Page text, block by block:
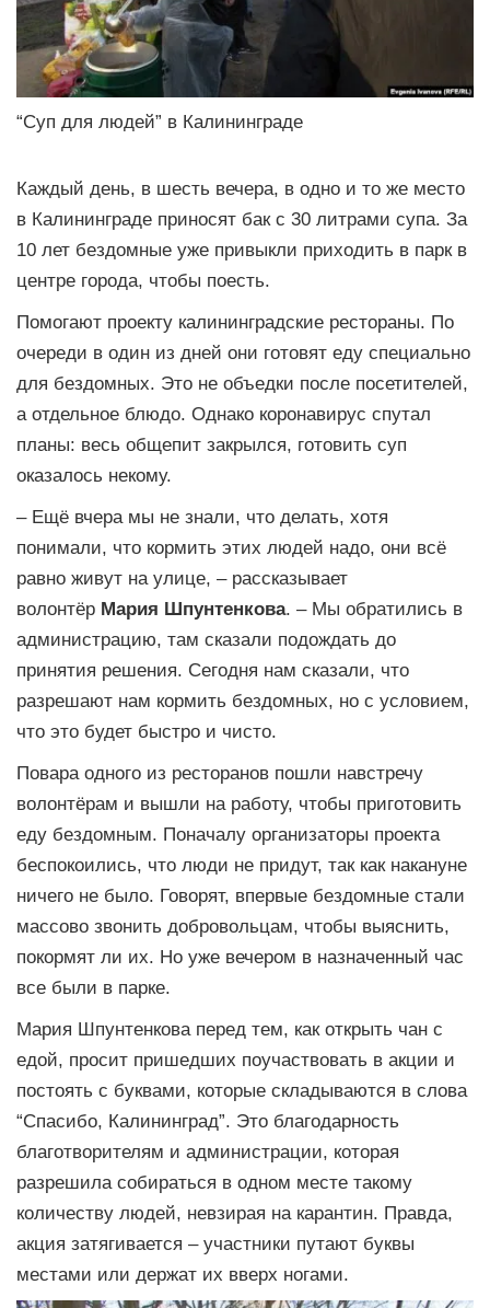
“Суп для людей” в Калининграде
Каждый день, в шесть вечера, в одно и то же место
в Калининграде приносят бак с 30 литрами супа. За
10 лет бездомные уже привыкли приходить в парк в
центре города, чтобы поесть.
Помогают проекту калининградские рестораны. По
очереди в один из дней они готовят еду специально
для бездомных. Это не объедки после посетителей,
а отдельное блюдо. Однако коронавирус спутал
планы: весь общепит закрылся, готовить суп
оказалось некому.
– Ещё вчера мы не знали, что делать, хотя
понимали, что кормить этих людей надо, они всё
равно живут на улице, – рассказывает
волонтёр Мария Шпунтенкова. – Мы обратились в
администрацию, там сказали подождать до
принятия решения. Сегодня нам сказали, что
разрешают нам кормить бездомных, но с условием,
что это будет быстро и чисто.
Повара одного из ресторанов пошли навстречу
волонтёрам и вышли на работу, чтобы приготовить
еду бездомным. Поначалу организаторы проекта
беспокоились, что люди не придут, так как накануне
ничего не было. Говорят, впервые бездомные стали
массово звонить добровольцам, чтобы выяснить,
покормят ли их. Но уже вечером в назначенный час
все были в парке.
Мария Шпунтенкова перед тем, как открыть чан с
едой, просит пришедших поучаствовать в акции и
постоять с буквами, которые складываются в слова
“Спасибо, Калининград”. Это благодарность
благотворителям и администрации, которая
разрешила собираться в одном месте такому
количеству людей, невзирая на карантин. Правда,
акция затягивается – участники путают буквы
местами или держат их вверх ногами.